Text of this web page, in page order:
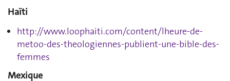
Haïti
http://www.loophaiti.com/content/lheure-de-
metoo-des-theologiennes-publient-une-bible-des-
femmes
Mexique